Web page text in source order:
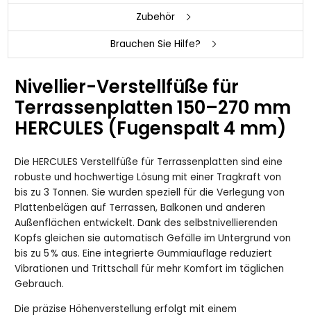
Zubehör
Brauchen Sie Hilfe?
Nivellier-Verstellfüße für
Terrassenplatten 150–270 mm
HERCULES (Fugenspalt 4 mm)
Die HERCULES Verstellfüße für Terrassenplatten sind eine
robuste und hochwertige Lösung mit einer Tragkraft von
bis zu 3 Tonnen. Sie wurden speziell für die Verlegung von
Plattenbelägen auf Terrassen, Balkonen und anderen
Außenflächen entwickelt. Dank des selbstnivellierenden
Kopfs gleichen sie automatisch Gefälle im Untergrund von
bis zu 5 % aus. Eine integrierte Gummiauflage reduziert
Vibrationen und Trittschall für mehr Komfort im täglichen
Gebrauch.
Die präzise Höhenverstellung erfolgt mit einem